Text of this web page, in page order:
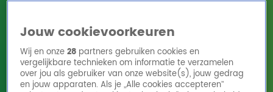
Radioshows DJ's
Hitlijsten
Jouw cookievoorkeuren
Wij en onze28 partners gebruiken cookies en
vergelijkbare technieken om informatie te verzamelen
over jou als gebruiker van onze website(s), jouw gedrag
en jouw apparaten. Als je „Alle cookies accepteren”